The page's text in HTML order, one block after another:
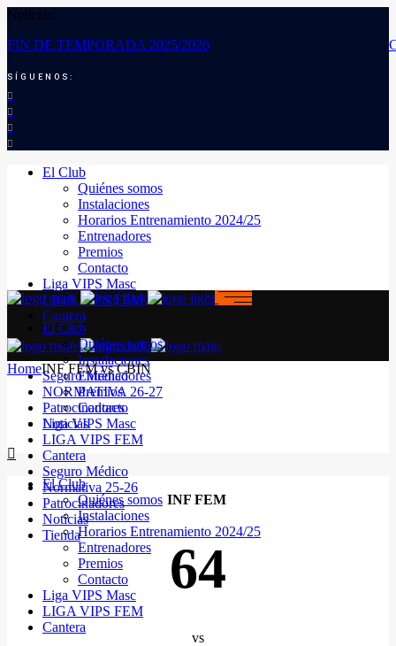
Noticias:
FIN DE TEMPORADA 2025/2026
SÍGUENOS:
El Club
Quiénes somos
Instalaciones
Horarios Entrenamiento 2024/25
Entrenadores
Premios
Contacto
Liga VIPS Masc
LIGA VIPS FEM
Cantera
Seguro Médico
NORMATIVA 26-27
Patrocinadores
Noticias
El Club
Quiénes somos
Instalaciones
Horarios Entrenamiento 2024/25
Entrenadores
Premios
Contacto
Liga VIPS Masc
LIGA VIPS FEM
Cantera
El Club
Quiénes somos
Instalaciones
Entrenadores
Premios
Contacto
Liga VIPS Masc
LIGA VIPS FEM
Cantera
Seguro Médico
Normativa 25-26
Patrocinadores
Noticias
Tienda
HomeINF FEM vs CBIN
INF FEM
64
vs